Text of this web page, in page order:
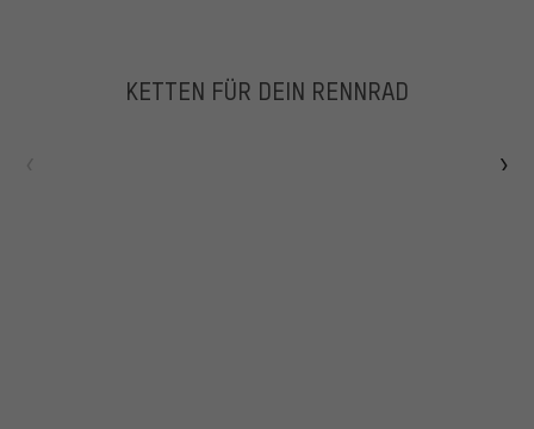
KETTEN FÜR DEIN RENNRAD